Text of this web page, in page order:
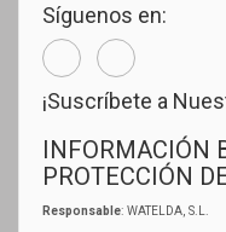
Síguenos en:
¡Suscríbete a
INFORMACIÓN
PROTECCIÓN
Responsable: WATELDA, S.L.